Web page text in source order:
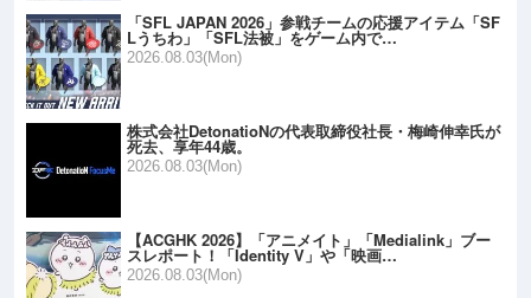
「SFL JAPAN 2026」参戦チームの応援アイテム「SF
Lうちわ」「SFL法被」をゲーム内で…
2026.08.03(Mon)
株式会社DetonatioNの代表取締役社長・梅崎伸幸氏が
死去、享年44歳。
2026.08.03(Mon)
【ACGHK 2026】「アニメイト」「Medialink」ブー
スレポート！「Identity V」や「映画…
2026.08.03(Mon)